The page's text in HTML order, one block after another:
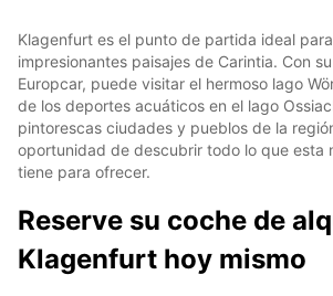
Klagenfurt es el punto de partida ideal
impresionantes paisajes de Carintia. Con
Europcar, puede visitar el hermoso lago
de los deportes acuáticos en el lago
pintorescas ciudades y pueblos de la
oportunidad de descubrir todo lo que esta
tiene para ofrecer.
Reserve su coche de
Klagenfurt hoy mismo